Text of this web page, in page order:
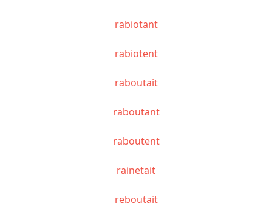
rabiotant
rabiotent
raboutait
raboutant
raboutent
rainetait
reboutait